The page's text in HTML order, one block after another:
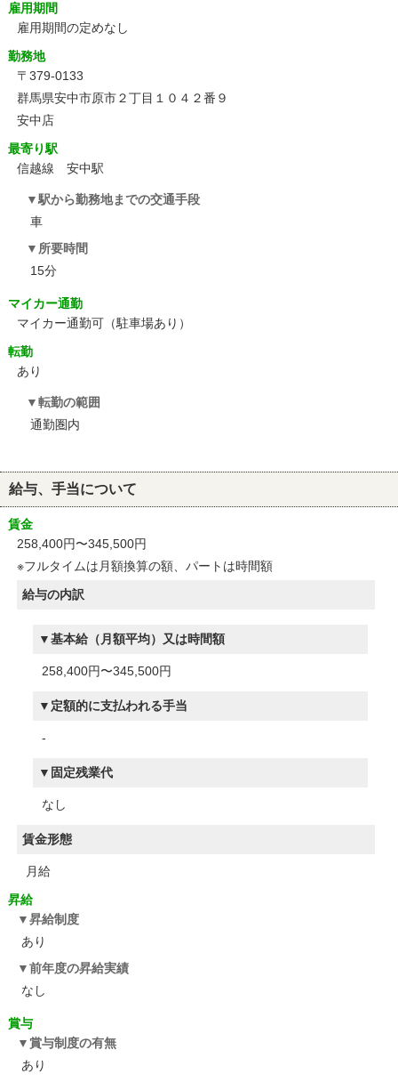
雇用期間
雇用期間の定めなし
勤務地
〒379-0133
群馬県安中市原市２丁目１０４２番９
安中店
最寄り駅
信越線 安中駅
駅から勤務地までの交通手段
車
所要時間
15分
マイカー通勤
マイカー通勤可（駐車場あり）
転勤
あり
転勤の範囲
通勤圏内
給与、手当について
賃金
258,400円〜345,500円
※フルタイムは月額換算の額、パートは時間額
給与の内訳
基本給（月額平均）又は時間額
258,400円〜345,500円
定額的に支払われる手当
-
固定残業代
なし
賃金形態
月給
昇給
昇給制度
あり
前年度の昇給実績
なし
賞与
賞与制度の有無
あり